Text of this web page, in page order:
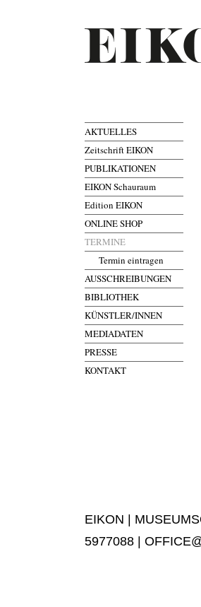
AKTUELLES
Zeitschrift EIKON
PUBLIKATIONEN
EIKON Schauraum
Edition EIKON
ONLINE SHOP
TERMINE
Termin eintragen
AUSSCHREIBUNGEN
BIBLIOTHEK
KÜNSTLER/INNEN
MEDIADATEN
PRESSE
KONTAKT
EIKON |
5977088 |